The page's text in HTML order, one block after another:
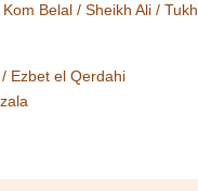
Belal / Sheikh Ali / Tukh
Ezbet el Qerdahi